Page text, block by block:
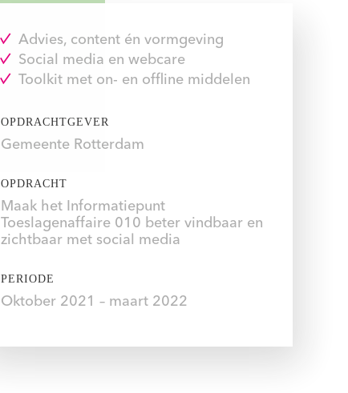
Advies, content én vormgeving
Social media en webcare
Toolkit met on- en offline middelen
OPDRACHTGEVER
Gemeente Rotterdam
OPDRACHT
Maak het Informatiepunt
Toeslagenaffaire 010 beter vindbaar en
zichtbaar met social media
PERIODE
Oktober 2021 – maart 2022